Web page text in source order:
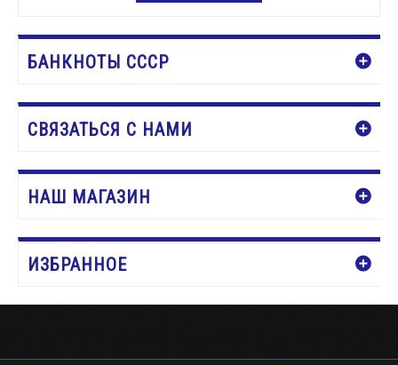
БАНКНОТЫ СССР
СВЯЗАТЬСЯ С НАМИ
НАШ МАГАЗИН
ИЗБРАННОЕ